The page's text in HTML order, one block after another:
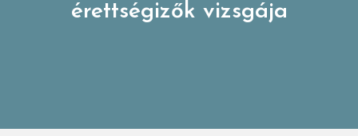
érettségizők vizsgája